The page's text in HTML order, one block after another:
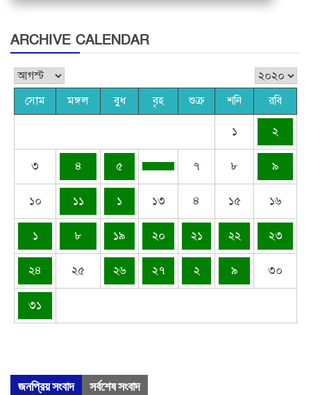
ARCHIVE CALENDAR
সোম মঙ্গল বুধ বৃহ শুক্র শনি রবি
১ ২
৩ ৪ ৫ ৭ ৮ ৯
১০ ১১ ১ ১৩ ৪ ১৫ ১৬
১ ৮ ১৯ ২০ ২১ ২২ ২৩
২৪ ২৫ ২৬ ২৭ ২ ৯ ৩০
৩১
জনপ্রিয় সংবাদ সর্বশেষ সংবাদ